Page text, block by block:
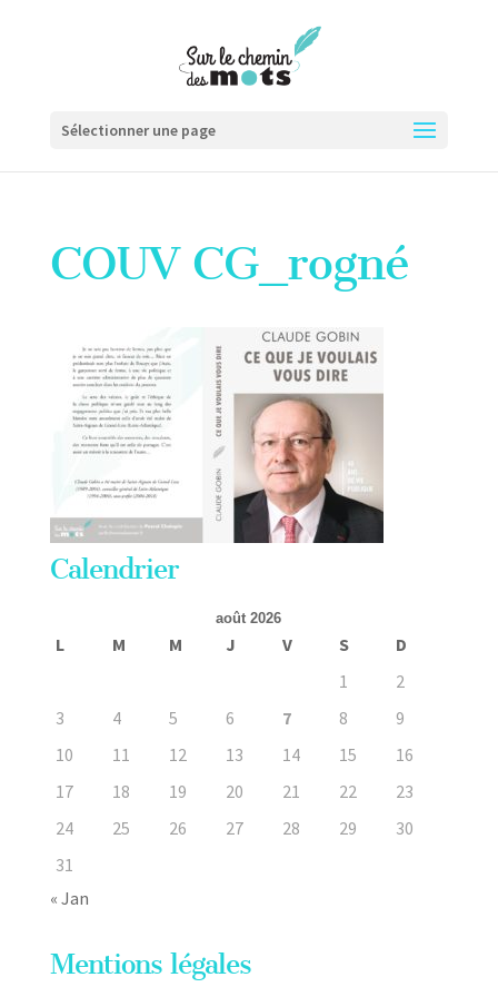
Sélectionner une page
COUV CG_rogné
Calendrier
août 2026
L M M J V S
D
1
2
3
4 5 6 7 8
9
10
11 12 13 14 15
16
17
18 19 20 21 22
23
24
25 26 27 28 29
30
31
« Jan
Mentions légales